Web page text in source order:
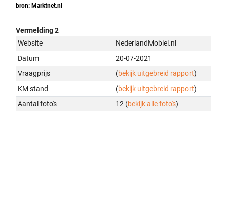
bron: Marktnet.nl
Vermelding 2
Website
NederlandMobiel.nl
Datum
20-07-2021
Vraagprijs
(bekijk uitgebreid rapport)
KM stand
(bekijk uitgebreid rapport)
Aantal foto's
12 (bekijk alle foto's)